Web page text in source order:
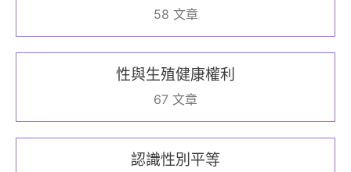
58 文章
性與生殖健康權利
67 文章
認識性別平等